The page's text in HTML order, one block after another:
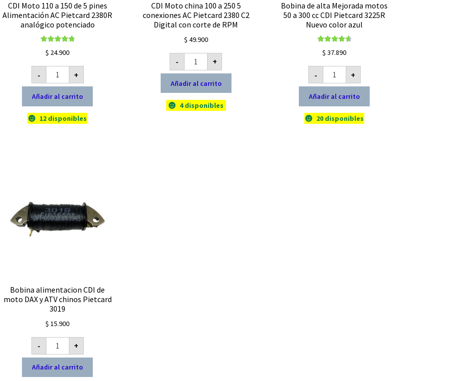
CDI Moto 110 a 150 de 5 pines
Alimentación AC Pietcard 2380R
analógico potenciado
5.00
$ 24.900
-
CDI
Moto
110
150
5
pines
Alimentación
+
Añadir al carrito
12 disponibles
CDI Moto china 100 a 250 5
conexiones AC Pietcard 2380 C2
Digital con corte de RPM
$ 49.900
-
CDI
Moto
china
a
250
5
conexiones
AC
+
Añadir al carrito
4 disponibles
Bobina de alta Mejorada motos
50 a 300 cc CDI Pietcard 3225R
Nuevo color azul
4.78
$ 37.890
-
Bobina
alta
motos
a
300
cc
+
Añadir al carrito
20 disponibles
Bobina alimentacion CDI de
moto DAX y ATV chinos Pietcard
3019
$ 15.900
-
Bobina
alimentacion
CDI
moto
DAX
+
Añadir al carrito